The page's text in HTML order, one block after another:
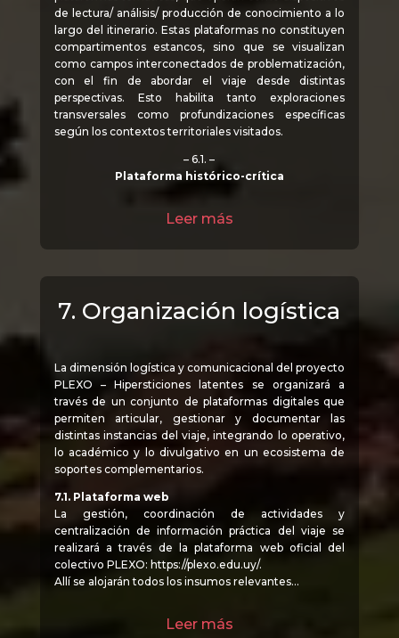
de lectura/ análisis/ producción de conocimiento a lo
largo del itinerario. Estas plataformas no constituyen
compartimentos estancos, sino que se visualizan
como campos interconectados de problematización,
con el fin de abordar el viaje desde distintas
perspectivas. Esto habilita tanto exploraciones
transversales como profundizaciones específicas
según los contextos territoriales visitados.
– 6.1. –
Plataforma histórico-crítica
Leer más
7. Organización logística
La dimensión logística y comunicacional del proyecto
PLEXO – Hipersticiones latentes se organizará a
través de un conjunto de plataformas digitales que
permiten articular, gestionar y documentar las
distintas instancias del viaje, integrando lo operativo,
lo académico y lo divulgativo en un ecosistema de
soportes complementarios.
7.1. Plataforma web
La gestión, coordinación de actividades y
centralización de información práctica del viaje se
realizará a través de la plataforma web oficial del
colectivo PLEXO: https://plexo.edu.uy/.
Allí se alojarán todos los insumos relevantes…
Leer más